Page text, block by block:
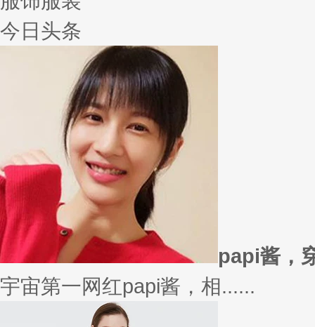
今日头条
papi酱，
宇宙第一网红papi酱，相......